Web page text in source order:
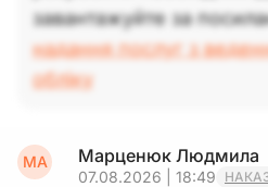
завантажуйте за
надання послуг з
обліку
МА Марценюк Людмила
07.08.2026 | 18:49